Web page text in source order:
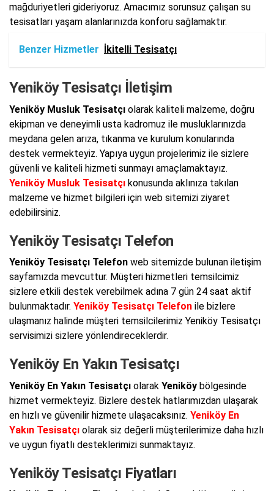
mağduriyetleri gideriyoruz. Amacımız sorunsuz çalışan su
tesisatları yaşam alanlarınızda konforu sağlamaktır.
Benzer Hizmetler İkitelli Tesisatçı
Yeniköy Tesisatçı İletişim
Yeniköy Musluk Tesisatçı olarak kaliteli malzeme, doğru
ekipman ve deneyimli usta kadromuz ile musluklarınızda
meydana gelen arıza, tıkanma ve kurulum konularında
destek vermekteyiz. Yapıya uygun projelerimiz ile sizlere
güvenli ve kaliteli hizmeti sunmayı amaçlamaktayız.
Yeniköy Musluk Tesisatçı konusunda aklınıza takılan
malzeme ve hizmet bilgileri için web sitemizi ziyaret
edebilirsiniz.
Yeniköy Tesisatçı Telefon
Yeniköy Tesisatçı Telefon web sitemizde bulunan iletişim
sayfamızda mevcuttur. Müşteri hizmetleri temsilcimiz
sizlere etkili destek verebilmek adına 7 gün 24 saat aktif
bulunmaktadır. Yeniköy Tesisatçı Telefon ile bizlere
ulaşmanız halinde müşteri temsilcilerimiz Yeniköy Tesisatçı
servisimizi sizlere yönlendireceklerdir.
Yeniköy En Yakın Tesisatçı
Yeniköy En Yakın Tesisatçı olarak Yeniköy bölgesinde
hizmet vermekteyiz. Bizlere destek hatlarımızdan ulaşarak
en hızlı ve güvenilir hizmete ulaşacaksınız. Yeniköy En
Yakın Tesisatçı olarak siz değerli müşterilerimize daha hızlı
ve uygun fiyatlı desteklerimizi sunmaktayız.
Yeniköy Tesisatçı Fiyatları